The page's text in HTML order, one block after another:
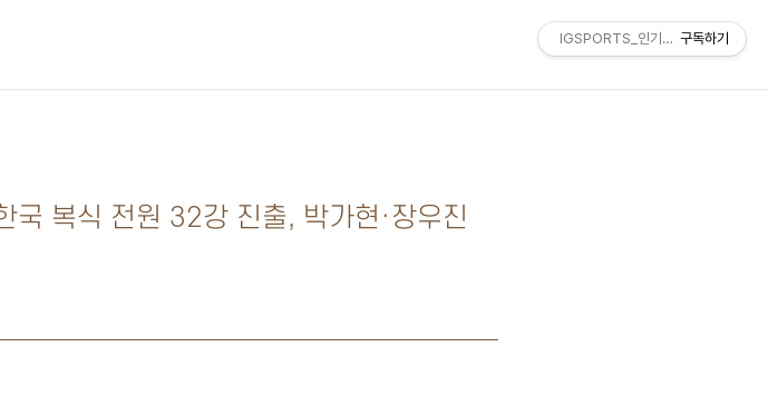
복식 전원 32강 진출, 박가현·장우진
IGSPORTS_인기스포츠구독하기